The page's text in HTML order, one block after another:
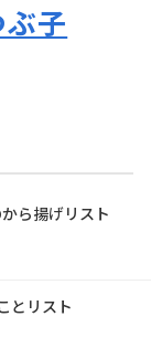
子
ら揚げリスト
とリスト